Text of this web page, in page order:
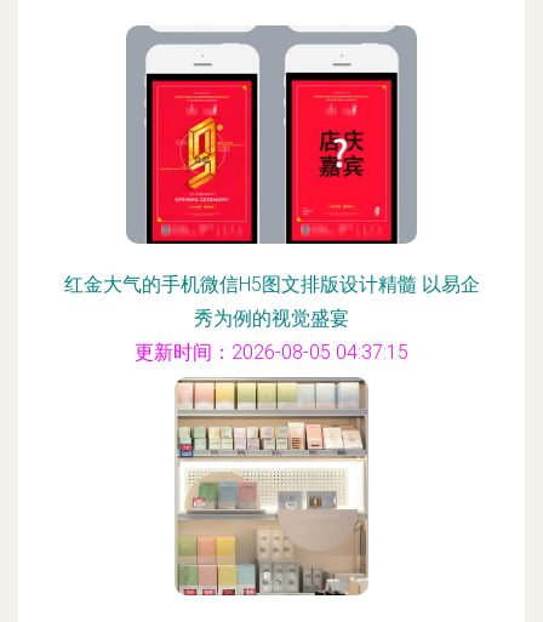
红金大气的手机微信H5图文排版设计精髓 以易企
秀为例的视觉盛宴
更新时间：2026-08-05 04:37:15